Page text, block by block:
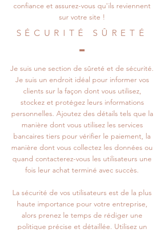
confiance et assurez-vous qu'ils reviennent
sur votre site !
SÉCURITÉ SÛRETÉ
Je suis une section de sûreté et de sécurité.
Je suis un endroit idéal pour informer vos
clients sur la façon dont vous utilisez,
stockez et protégez leurs informations
personnelles. Ajoutez des détails tels que la
manière dont vous utilisez les services
bancaires tiers pour vérifier le paiement, la
manière dont vous collectez les données ou
quand contacterez-vous les utilisateurs une
fois leur achat terminé avec succès.
La sécurité de vos utilisateurs est de la plus
haute importance pour votre entreprise,
alors prenez le temps de rédiger une
politique précise et détaillée. Utilisez un